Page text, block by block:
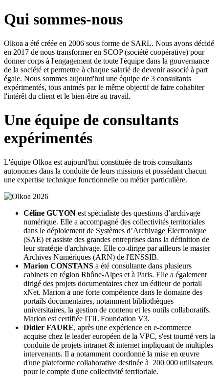
Qui sommes-nous
Olkoa a été créée en 2006 sous forme de SARL. Nous avons décidé
en 2017 de nous transformer en SCOP (société coopérative) pour
donner corps à l'engagement de toute l'équipe dans la gouvernance
de la société et permettre à chaque salarié de devenir associé à part
égale. Nous sommes aujourd'hui une équipe de 3 consultants
expérimentés, tous animés par le même objectif de faire cohabiter
l'intérêt du client et le bien-être au travail.
Une équipe de consultants
expérimentés
L'équipe Olkoa est aujourd'hui constituée de trois consultants
autonomes dans la conduite de leurs missions et possédant chacun
une expertise technique fonctionnelle ou métier particulière.
Céline GUYON est spécialiste des questions d’archivage
numérique. Elle a accompagné des collectivités territoriales
dans le déploiement de Systèmes d’Archivage Électronique
(SAE) et assiste des grandes entreprises dans la définition de
leur stratégie d'archivage. Elle co-dirige par ailleurs le master
Archives Numériques (ARN) de l'ENSSIB.
Marion CONSTANS a été consultante dans plusieurs
cabinets en région Rhône-Alpes et à Paris. Elle a également
dirigé des projets documentaires chez un éditeur de portail
xNet. Marion a une forte compétence dans le domaine des
portails documentaires, notamment bibliothèques
universitaires, la gestion de contenu et les outils collaboratifs.
Marion est certifiée ITIL Foundation V3.
Didier FAURE, après une expérience en e-commerce
acquise chez le leader européen de la VPC, s'est tourné vers la
conduite de projets intranet & internet impliquant de multiples
intervenants. Il a notamment coordonné la mise en œuvre
d'une plateforme collaborative destinée à 200 000 utilisateurs
pour le compte d'une collectivité territoriale.